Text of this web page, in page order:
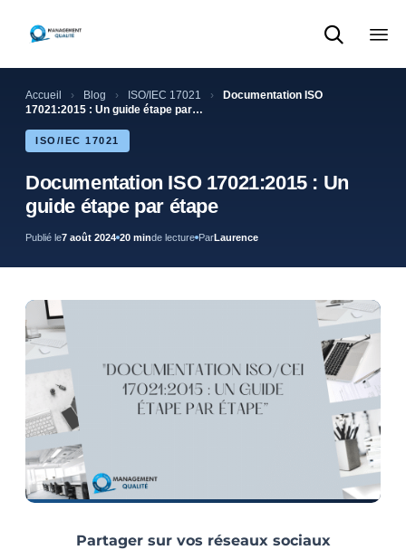

Accueil › Blog › ISO/IEC 17021 ›
Documentation ISO
17021:2015 : Un guide étape par…
ISO/IEC 17021
Documentation ISO 17021:2015 : Un
guide étape par étape
Publié le7 août 2024 20 minde lecture ParLaurence
Partager sur vos réseaux sociaux